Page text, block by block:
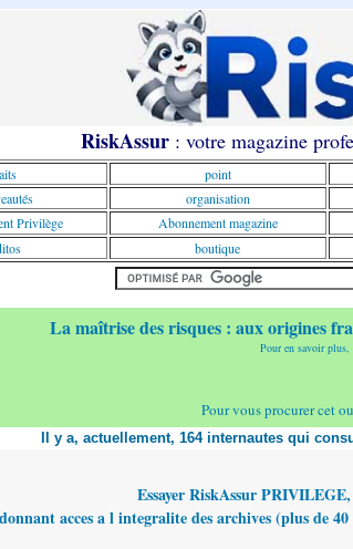
RiskAssur: votre magazine
point
organisation
Privilège
Abonnement magazine
boutique
La maîtrise des risques : aux origines
Pour en savoir
Pour vous procurer cet
Il y a, actuellement, 164 internautes qui
Essayer RiskAssur PRIVILEGE,
acces a l integralite des archives (plus de